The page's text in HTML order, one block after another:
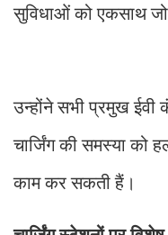
सुविधाओं को एकसाथ
उन्होंने सभी प्रमुख
चार्जिंग की समस्या
काम कर सकती हैं।